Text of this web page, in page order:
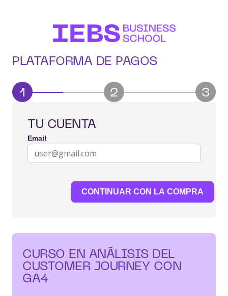
PLATAFORMA DE PAGOS
1 2 3
TU CUENTA
Email
CONTINUAR CON LA COMPRA
CURSO EN ANÁLISIS DEL
CUSTOMER JOURNEY CON
GA4